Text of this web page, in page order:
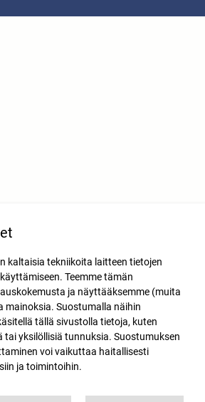
kaltaisia tekniikoita laitteen tietojen
Teemme tämän
ja näyttääksemme (muita
mainoksia. Suostumalla näihin
tällä sivustolla tietoja, kuten
yksilöllisiä tunnuksia. Suostumuksen
voi vaikuttaa haitallisesti
ja toimintoihin.